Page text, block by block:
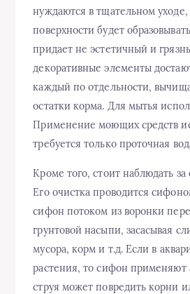
нуждаются в тщательном уходе,
поверхности будет
придает не эстетичный и
декоративные элементы
каждый по отдельности,
остатки корма. Для мытья
Применение моющих средств
требуется только проточная
Кроме того, стоит наблюдать за
Его очистка проводится
сифон потоком из воронки
грунтовой насыпи, засасывая
мусора, корм и т.д. Если в
растения, то сифон применяют
струя может повредить корни